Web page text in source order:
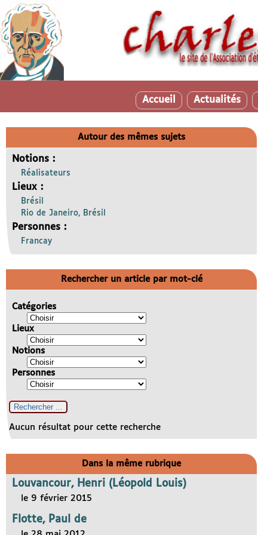
Accueil Actualités
Autour des mêmes sujets
Notions :
Réalisateurs
Lieux :
Brésil
Rio de Janeiro, Brésil
Personnes :
Francay
Rechercher un article par mot-clé
Catégories
Lieux
Notions
Personnes
Aucun résultat pour cette recherche
Dans la même rubrique
Louvancour, Henri (Léopold Louis)
le 9 février 2015
Flotte, Paul de